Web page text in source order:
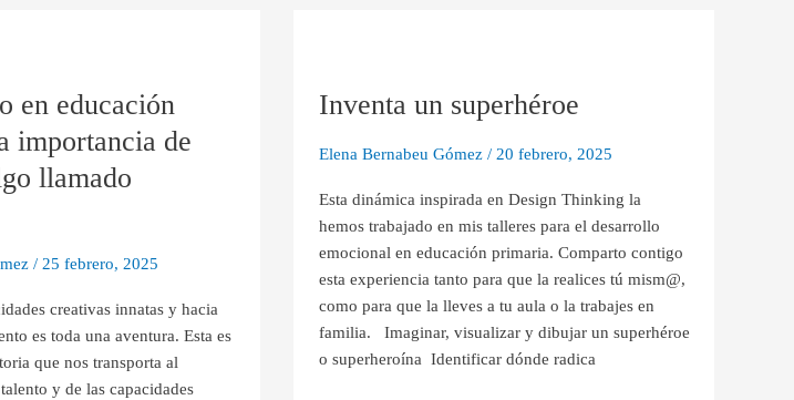
en educación
importancia de
llamado
/ 25 febrero, 2025
creativas innatas y hacia
es toda una aventura. Esta es
que nos transporta al
y de las capacidades
Inventa un superhéroe
Elena Bernabeu Gómez / 20 febrero, 2025
Esta dinámica inspirada en Design Thinking la
hemos trabajado en mis talleres para el desarrollo
emocional en educación primaria. Comparto contigo
esta experiencia tanto para que la realices tú mism@,
como para que la lleves a tu aula o la trabajes en
familia. Imaginar, visualizar y dibujar un superhéroe
o superheroína Identificar dónde radica
superhéroe